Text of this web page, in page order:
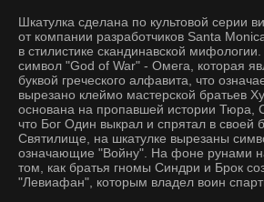
Шкатулка сделана по культовой серии
от компании разработчиков Santa
в стилистике скандинавской
символ "God of War" - Омега, которая
буквой греческого алфавита, что
вырезано клеймо мастерской братьев
основана на пропавшей истории Тюра,
что Бог Один выкрал и спрятал в своей
Святилище, на шкатулке вырезаны
означающие "Войну". На фоне рунами
том, как братья гномы Синдри и Брок
"Левиафан", которым владел воин